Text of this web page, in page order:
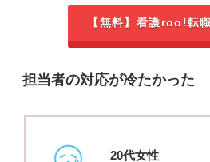
【無料】看護roo!転
担当者の対応が冷たかった
20代女性